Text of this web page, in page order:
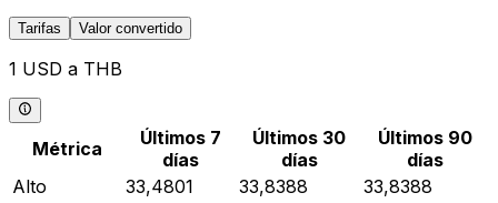
Tarifas Valor convertido
1 USD a THB
Métrica
Últimos 7
días
Últimos 30
días
Últimos 90
días
Alto
33,4801 33,8388
33,8388